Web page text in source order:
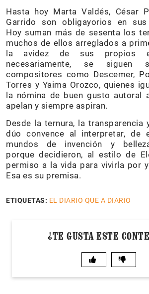
Hasta hoy Marta Valdés, César
Garrido son obligayorios en sus
Hoy suman más de sesenta los
muchos de ellos arreglados a
la avidez de sus propios
necesariamente, se siguen
compositores como Descemer,
Torres y Yaima Orozco, quienes
la nómina de buen gusto autoral
apelan y siempre aspiran.
Desde la ternura, la transparencia
dúo convence al interpretar, de
mundos de invención y
porque decidieron, al estilo de
permiso a la vida para vivirla por
Esa es su premisa.
ETIQUETAS: EL DIARIO QUE A DIARIO
¿TE GUSTA ESTE